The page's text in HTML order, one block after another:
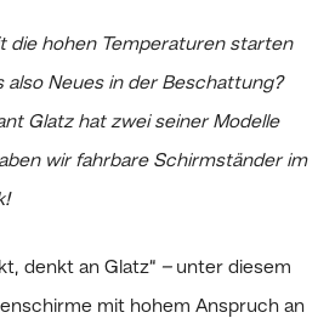
die hohen Temperaturen starten
also Neues in der Beschattung?
Glatz hat zwei seiner Modelle
wir fahrbare Schirmständer im
denkt an Glatz“ – unter diesem
mit hohem Anspruch an